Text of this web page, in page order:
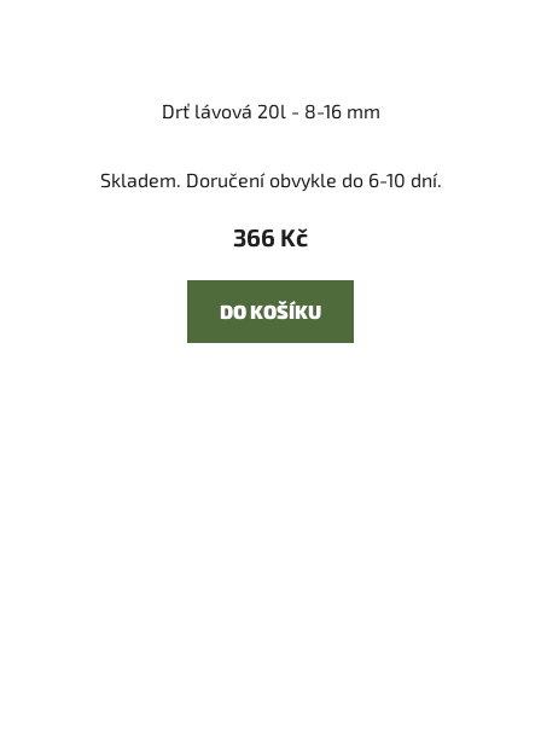
Drť lávová 20l - 8-16 mm
Skladem. Doručení obvykle do 6-10 dní.
366 Kč
DO KOŠÍKU